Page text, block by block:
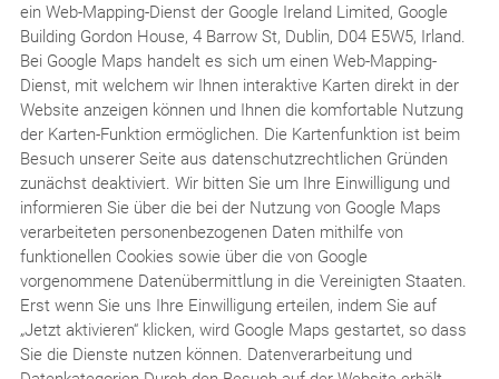
ein Web-Mapping-Dienst der Google Ireland Limited, Google
Building Gordon House, 4 Barrow St, Dublin, D04 E5W5, Irland.
Bei Google Maps handelt es sich um einen Web-Mapping-
Dienst, mit welchem wir Ihnen interaktive Karten direkt in der
Website anzeigen können und Ihnen die komfortable Nutzung
der Karten-Funktion ermöglichen. Die Kartenfunktion ist beim
Besuch unserer Seite aus datenschutzrechtlichen Gründen
zunächst deaktiviert. Wir bitten Sie um Ihre Einwilligung und
informieren Sie über die bei der Nutzung von Google Maps
verarbeiteten personenbezogenen Daten mithilfe von
funktionellen Cookies sowie über die von Google
vorgenommene Datenübermittlung in die Vereinigten Staaten.
Erst wenn Sie uns Ihre Einwilligung erteilen, indem Sie auf
„Jetzt aktivieren“ klicken, wird Google Maps gestartet, so dass
Sie die Dienste nutzen können. Datenverarbeitung und